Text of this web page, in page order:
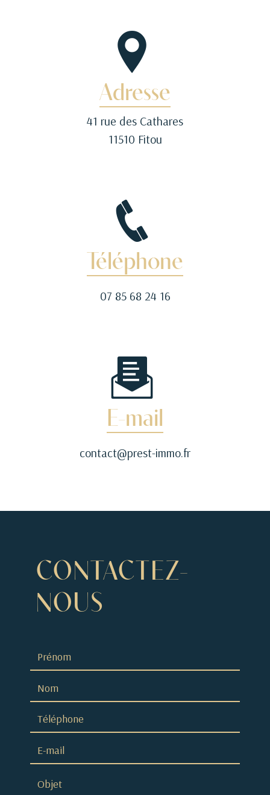
Adresse
41 rue des Cathares
11510 Fitou
Téléphone
07 85 68 24 16
E-mail
contact@prest-immo.fr
CONTACTEZ-
NOUS